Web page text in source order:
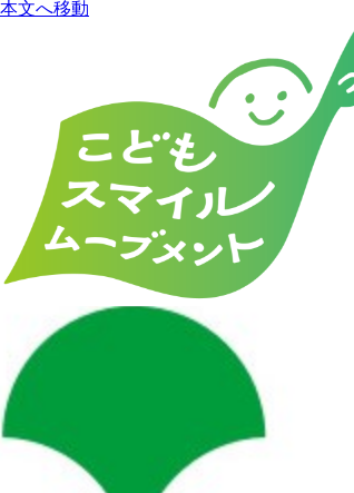
本文へ移動